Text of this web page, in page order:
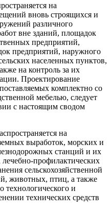
на
вновь строящихся и
различного
вне зданий, площадок
предприятий,
предприятий, наружного
населенных пунктов,
на контроль за их
Проектирование
комплектно со
мебелью, следует
с настоящим сводом
на
выработок, морских и
станций и их
профилактических
сельскохозяйственной
животных, птиц, а также
технологического и
технических средств